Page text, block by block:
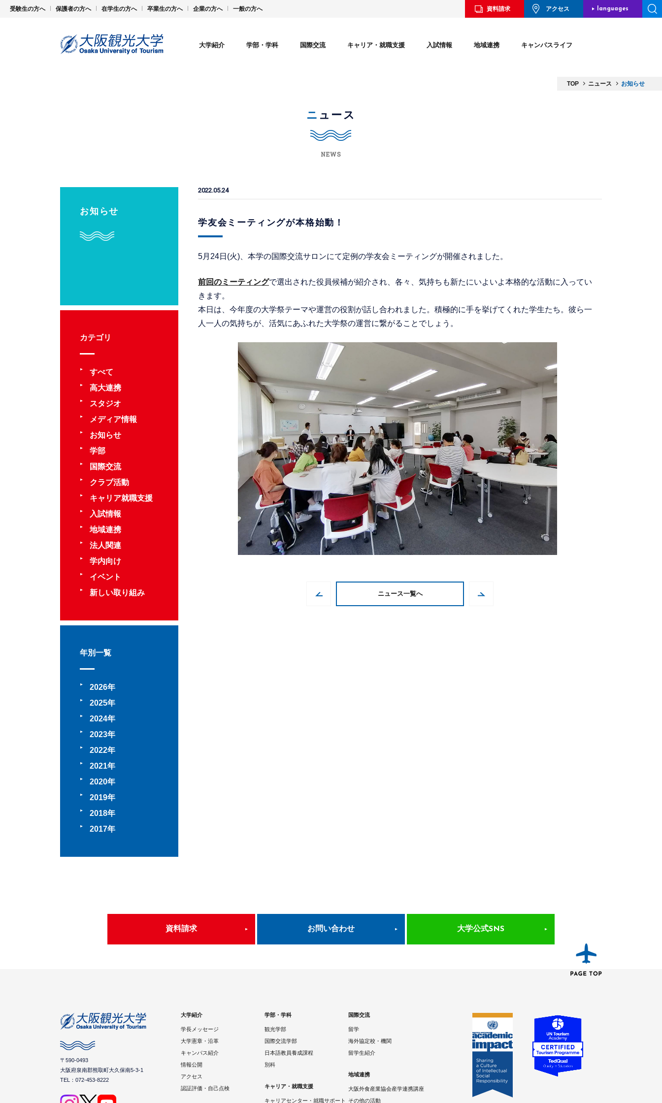
受験生の方へ 保護者の方へ 在学生の方へ 卒業生の方へ 企業の方へ 一般の方へ 資料請求 アクセス languages
大学紹介 学部・学科 国際交流 キャリア・就職支援 入試情報 地域連携 キャンパスライフ
TOP ニュース お知らせ
ニュース
NEWS
お知らせ
2022.05.24
学友会ミーティングが本格始動！
5月24日(火)、本学の国際交流サロンにて定例の学友会ミーティングが開催されました。
前回のミーティングで選出された役員候補が紹介され、各々、気持ちも新たにいよいよ本格的な活動に入ってい
きます。
本日は、今年度の大学祭テーマや運営の役割が話し合われました。積極的に手を挙げてくれた学生たち。彼ら一
人一人の気持ちが、活気にあふれた大学祭の運営に繋がることでしょう。
ニュース一覧へ
カテゴリ
すべて
高大連携
スタジオ
メディア情報
お知らせ
学部
国際交流
クラブ活動
キャリア就職支援
入試情報
地域連携
法人関連
学内向け
イベント
新しい取り組み
年別一覧
2026
2025
2024
2023
2022
2021
2020
2019
2018
2017
資料請求 お問い合わせ 大学公式SNS
〒590-0493
大阪府泉南郡熊取町大久保南5-3-1
TEL：072-453-8222
大学紹介
学長メッセージ
大学憲章・沿革
キャンパス紹介
情報公開
アクセス
認証評価・自己点検
学部・学科
観光学部
国際交流学部
日本語教員養成課程
別科
キャリア・就職支援
キャリアセンター・就職サポート
国際交流
留学
海外協定校・機関
留学生紹介
地域連携
大阪外食産業協会産学連携講座
その他の活動